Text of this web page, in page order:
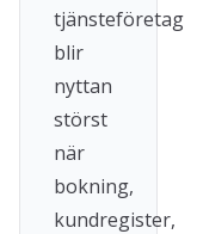
tjänsteföretag
blir
nyttan
störst
när
bokning,
kundregister,